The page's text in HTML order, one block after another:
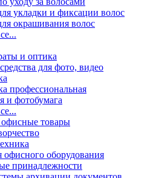
укладки и фиксации волос
окрашивания волос
и оптика
для фото, видео
профессиональная
и фотобумага
товары
офисного оборудования
принадлежности